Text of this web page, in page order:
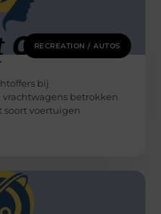
RECREATION / AUTOS
bij
betrokken
soort voertuigen